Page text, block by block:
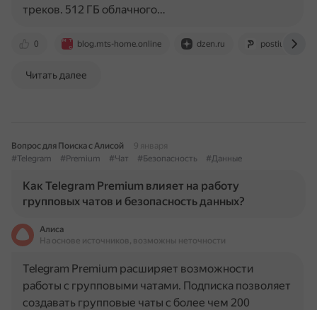
0 blog.mts-home.online dzen.ru postium.ru
треков. 512 ГБ облачного…
Читать далее
Вопрос для Поиска с Алисой
9 января
#Telegram
#Premium #Чат #Безопасность #Данные
Как Telegram Premium влияет на работу
групповых чатов и безопасность данных?
Алиса
На основе источников, возможны неточности
Telegram Premium расширяет возможности
работы с групповыми чатами. Подписка позволяет
создавать групповые чаты с более чем 200